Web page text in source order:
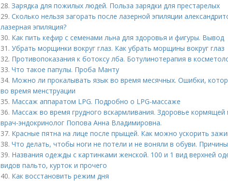
28. Зарядка для пожилых людей. Польза зарядки для престарелых
29. Сколько нельзя загорать после лазерной эпиляции
лазерная эпиляция?
30. Как пить кефир с семенами льна для здоровья и фигуры. Вывод
31. Убрать морщинки вокруг глаз. Как убрать морщины вокруг глаз
32. Противопоказания к ботоксу лба. Ботулинотерапия в
33. Что такое папулы. Проба Манту
34. Можно ли прокалывать язык во время месячных. Ошибки,
во время менструации
35. Массаж аппаратом LPG. Подробно о LPG-массаже
36. Массаж во время грудного вскармливания. Здоровье
врач-эндокринолог Попова Анна Владимировна.
37. Красные пятна на лице после прыщей. Как можно ускорить
38. Что делать, чтобы ноги не потели и не воняли в обуви.
39. Названия одежды с картинками женской. 100 и 1 вид верхней
видов пальто, курток и прочего
40. Как восстановить режим дня